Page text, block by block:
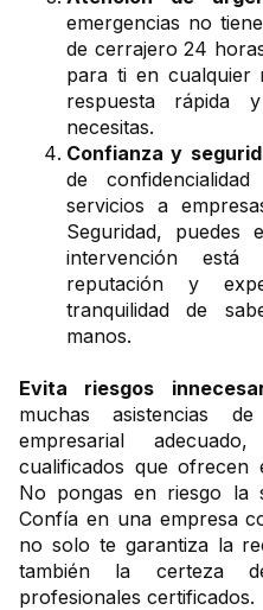
emergencias no
de cerrajero 24
para ti en cualquier
respuesta rápida
necesitas.
Confianza y
de
servicios a
Seguridad, puedes
intervención está
reputación y
tranquilidad de
manos.
Evita riesgos
muchas asistencias
empresarial
cualificados que ofrecen
No pongas en riesgo la
Confía en una empresa
no solo te garantiza la
también la certeza
profesionales certificados.